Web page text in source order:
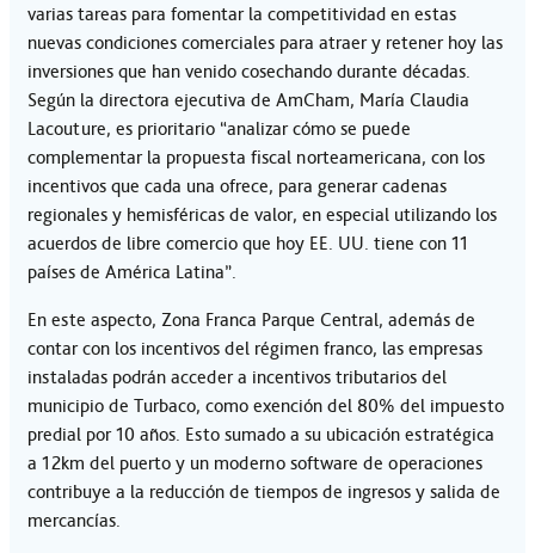
varias tareas para fomentar la competitividad en estas
nuevas condiciones comerciales para atraer y retener hoy las
inversiones que han venido cosechando durante décadas.
Según la directora ejecutiva de AmCham, María Claudia
Lacouture, es prioritario “analizar cómo se puede
complementar la propuesta fiscal norteamericana, con los
incentivos que cada una ofrece, para generar cadenas
regionales y hemisféricas de valor, en especial utilizando los
acuerdos de libre comercio que hoy EE. UU. tiene con 11
países de América Latina”.
En este aspecto, Zona Franca Parque Central, además de
contar con los incentivos del régimen franco, las empresas
instaladas podrán acceder a incentivos tributarios del
municipio de Turbaco, como exención del 80% del impuesto
predial por 10 años. Esto sumado a su ubicación estratégica
a 12km del puerto y un moderno software de operaciones
contribuye a la reducción de tiempos de ingresos y salida de
mercancías.